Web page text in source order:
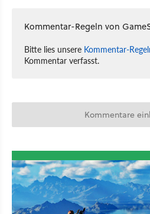
Kommentar-Regeln von
Bitte lies unsere Kommentar-
Kommentar verfasst.
Kommentare